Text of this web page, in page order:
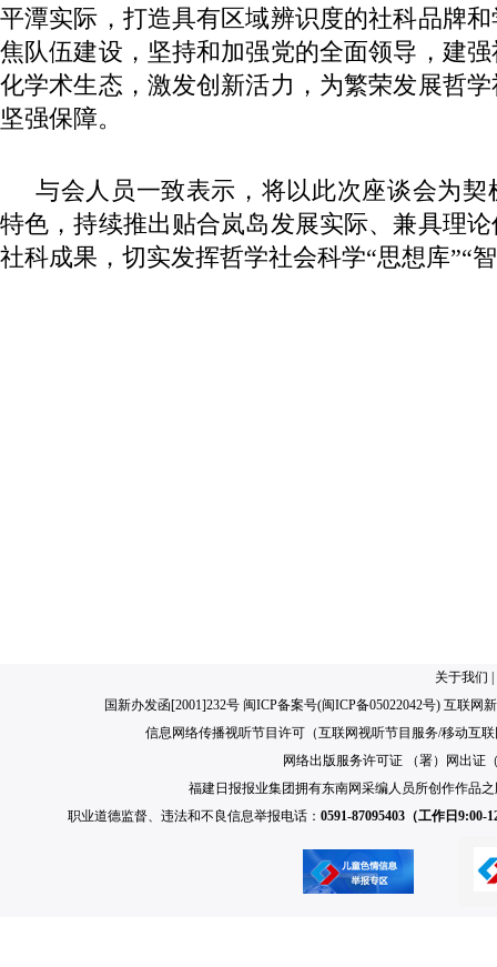
平潭实际，打造具有区域辨识度的社科品牌
焦队伍建设，坚持和加强党的全面领导，建
化学术生态，激发创新活力，为繁荣发展哲
坚强保障。
与会人员一致表示，将以此次座谈会为契
特色，持续推出贴合岚岛发展实际、兼具理
社科成果，切实发挥哲学社会科学“思想库”“
关于我们
国新办发函[2001]232号 闽ICP备案号(闽ICP备05022042号) 互联网
信息网络传播视听节目许可（互联网视听节目服务/移动互
网络出版服务许可证 （署）网出证
福建日报报业集团拥有东南网采编人员所创作作品
职业道德监督、违法和不良信息举报电话： 0591-87095403（工作日9:00-